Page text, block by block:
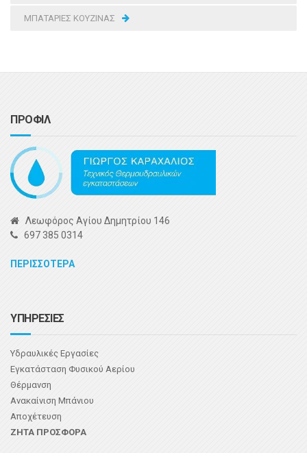
ΜΠΑΤΑΡΙΕΣ ΚΟΥΖΙΝΑΣ
ΠΡΟΦΙΛ
Λεωφόρος Αγίου Δημητρίου 146
697 385 0314
ΠΕΡΙΣΣΟΤΕΡΑ
ΥΠΗΡΕΣΙΕΣ
Υδραυλικές Εργασίες
Εγκατάσταση Φυσικού Αερίου
Θέρμανση
Ανακαίνιση Μπάνιου
Αποχέτευση
ΖΗΤΑ ΠΡΟΣΦΟΡΑ